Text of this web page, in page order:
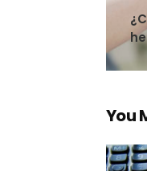
You